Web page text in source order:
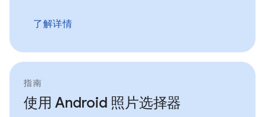
了解详情
指南
使用 Android 照片选择器